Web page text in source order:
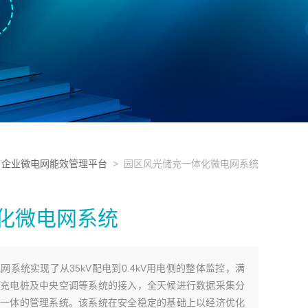
企业微电网能效管理平台 > 园区风光储充一体化微电网系统
微电网系统
系统实现了从35kV配电到0.4kV用电侧的整体监控，满
电桩及中央空调等系统的接入，全天候进行数据采集分
体的管理系统。该系统在安全稳定的基础上以经济优化